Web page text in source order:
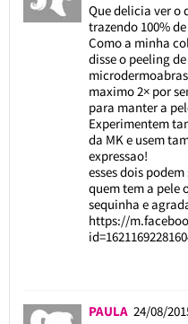
Que delicia ver o
trazendo 100%
Como a minha
disse o peeling
maximo 2× por
para manter a
Experimentem
da MK e usem
expressao!
esses dois
quem tem a pele
sequinha e
https://
PAULA 24/08/